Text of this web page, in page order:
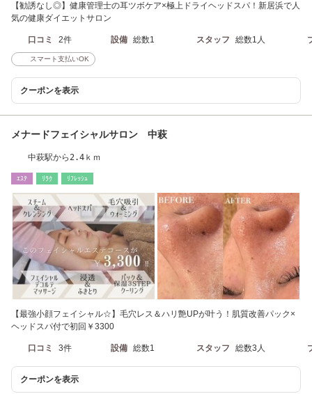
【勧誘なし◎】健康管理士の耳ツボケア×極上ドライヘッドスパ！新居浜で人
気の健康ダイエットサロン
口コミ 2件 設備 総数1 スタッフ 総数1人
スマート支払いOK
クーポンを表示
メナードフェイシャルサロン 中萩
中萩駅から2.4ｋｍ
ｴｽﾃ ﾘﾗｸ ﾘﾌﾚｯｼｭ
【最強小顔フェイシャル☆】毛穴レス＆ハリ艶UPが叶う！肌質改善パック×
ヘッドスパ付で初回￥3300
口コミ 3件 設備 総数1 スタッフ 総数3人
クーポンを表示